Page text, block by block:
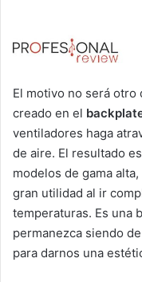
El motivo no será otro
creado en el
ventiladores haga
de aire. El resultado
modelos de gama
gran utilidad al ir
temperaturas. Es una
permanezca siendo
para darnos una